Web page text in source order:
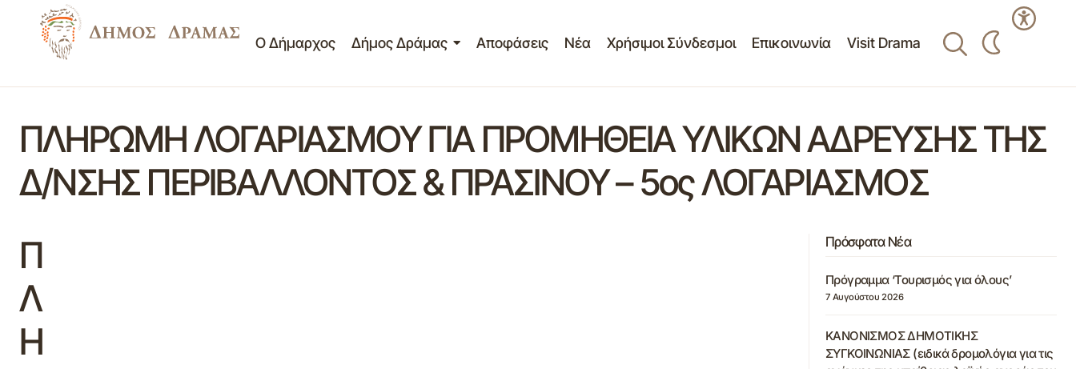
Ο Δήμαρχος Δήμος Δράμας Αποφάσεις Νέα Χρήσιμοι Σύνδεσμοι Επικοινωνία Visit Drama
ΠΛΗΡΩΜΗ ΛΟΓΑΡΙΑΣΜΟΥ ΓΙΑ ΠΡΟΜΗΘΕΙΑ ΥΛΙΚΩΝ ΑΔΡΕΥΣΗΣ ΤΗΣ
Δ/ΝΣΗΣ ΠΕΡΙΒΑΛΛΟΝΤΟΣ & ΠΡΑΣΙΝΟΥ – 5ος ΛΟΓΑΡΙΑΣΜΟΣ
Π
Λ
Η
Πρόσφατα Νέα
Πρόγραμμα ‘Τουρισμός για όλους’
7 Αυγούστου 2026
ΚΑΝΟΝΙΣΜΟΣ ΔΗΜΟΤΙΚΗΣ
ΣΥΓΚΟΙΝΩΝΙΑΣ (ειδικά δρομολόγια για τις